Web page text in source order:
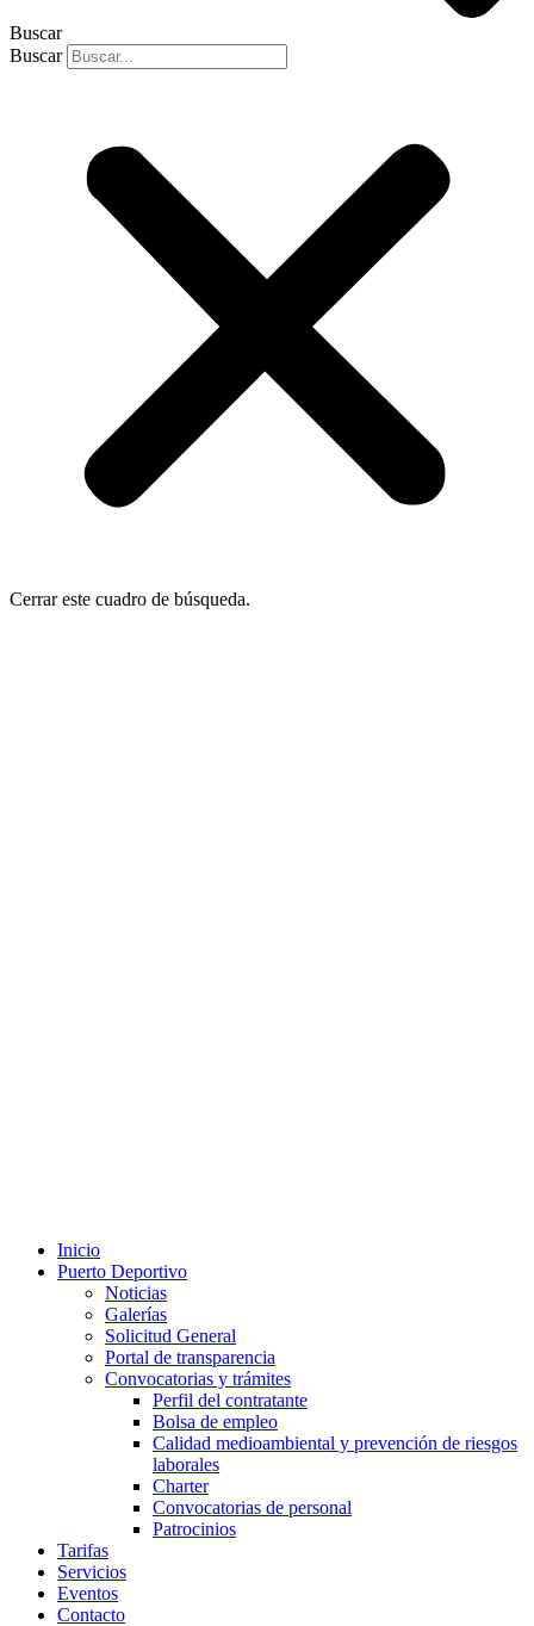
Buscar
Buscar
Cerrar este cuadro de búsqueda.
Inicio
Puerto Deportivo
Noticias
Galerías
Solicitud General
Portal de transparencia
Convocatorias y trámites
Perfil del contratante
Bolsa de empleo
Calidad medioambiental y prevención de riesgos
laborales
Charter
Convocatorias de personal
Patrocinios
Tarifas
Servicios
Eventos
Contacto